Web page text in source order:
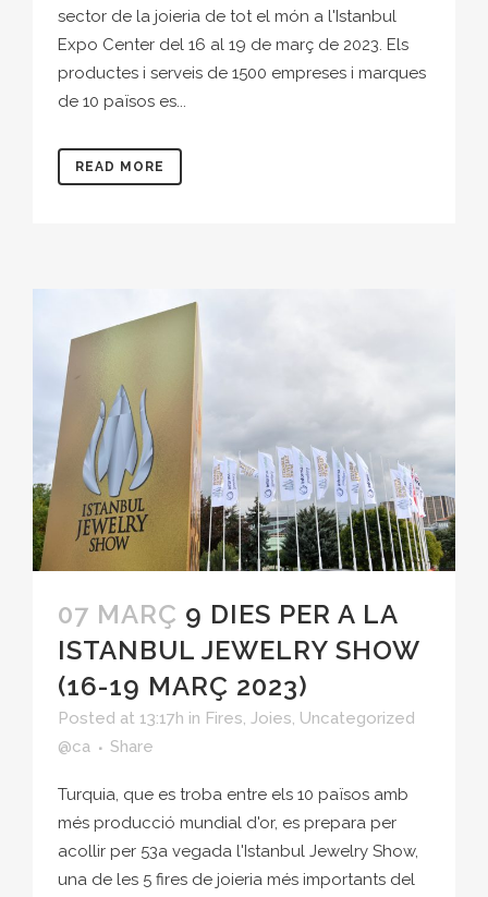
sector de la joieria de tot el món a l'Istanbul
Expo Center del 16 al 19 de març de 2023. Els
productes i serveis de 1500 empreses i marques
de 10 països es...
READ MORE
07 MARÇ 9 DIES PER A LA
ISTANBUL JEWELRY SHOW
(16-19 MARÇ 2023)
Posted at 13:17h in Fires, Joies, Uncategorized
@ca
Share
Turquia, que es troba entre els 10 països amb
més producció mundial d'or, es prepara per
acollir per 53a vegada l'Istanbul Jewelry Show,
una de les 5 fires de joieria més importants del